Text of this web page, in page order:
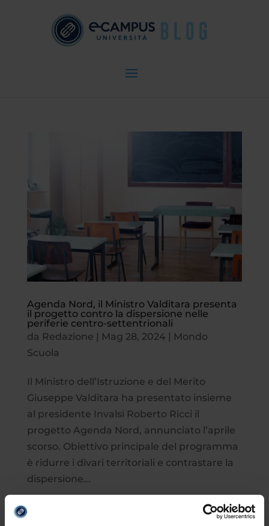
Agenda Nord, il Ministro Valditara presenta
il progetto contro la dispersione nelle
periferie centro-settentrionali
da Redazione | Mag 28, 2024 | Mondo
Scuola
Il Ministro dell’Istruzione e del Merito
Giuseppe Valditara ha presentato insieme
al presidente Invalsi Roberto Ricci il
progetto Agenda Nord, annunciato l’aprile
scorso. Obiettivo principale del programma
è ridurre i divari territoriali e contrastare la
dispersione...